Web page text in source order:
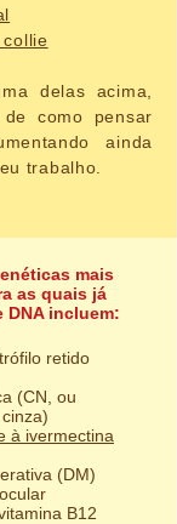
delas acima,
como pensar
ainda
trabalho.
mais
as quais já
DNA incluem:
retido
(CN, ou
à ivermectina
(DM)
B12